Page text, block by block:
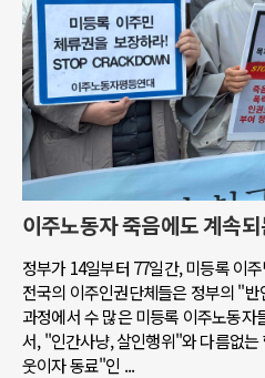
이주노동자 죽음에도 계속
정부가 14일부터 77일간, 미등록 이
전국의 이주인권단체들은 정부의 "
과정에서 수 많은 미등록 이주노동자
서, "인간사냥, 살인행위"와 다름없
웃이자 동료"인 ...